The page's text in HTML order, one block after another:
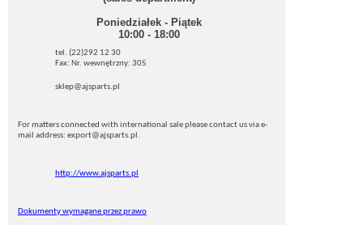
Poniedziałek - Piątek
10:00 - 18:00
tel. (22)292 12 30
Fax: Nr. wewnętrzny: 305
sklep@ajsparts.pl
For matters connected with international sale please contact us via e-
mail address: export@ajsparts.pl.
http://www.ajsparts.pl
Dokumenty wymagane przez prawo